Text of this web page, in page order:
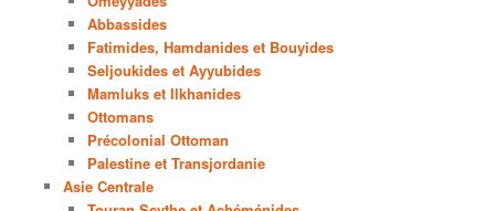
Abbassides
Fatimides, Hamdanides et Bouyides
Seljoukides et Ayyubides
Mamluks et Ilkhanides
Ottomans
Précolonial Ottoman
Palestine et Transjordanie
Asie Centrale